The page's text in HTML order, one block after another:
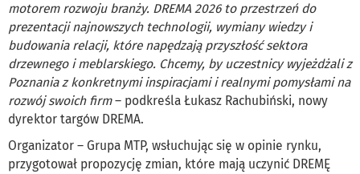
motorem rozwoju branży. DREMA 2026 to przestrzeń do
prezentacji najnowszych technologii, wymiany wiedzy i
budowania relacji, które napędzają przyszłość sektora
drzewnego i meblarskiego. Chcemy, by uczestnicy wyjeżdżali z
Poznania z konkretnymi inspiracjami i realnymi pomysłami na
rozwój swoich firm– podkreśla Łukasz Rachubiński, nowy
dyrektor targów DREMA.
Organizator – Grupa MTP, wsłuchując się w opinie rynku,
przygotował propozycję zmian, które mają uczynić DREMĘ